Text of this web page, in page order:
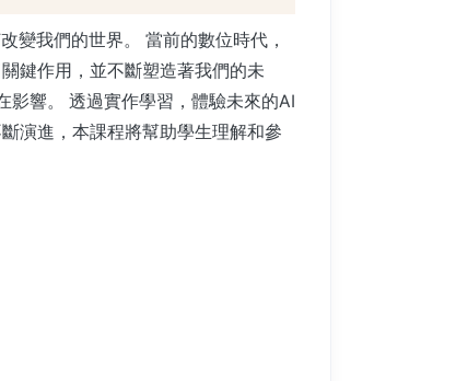
變我們的世界。 當前的數位時代，
鍵作用，並不斷塑造著我們的未
影響。 透過實作學習，體驗未來的AI
演進，本課程將幫助學生理解和參